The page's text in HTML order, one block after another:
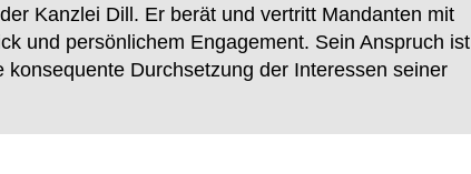
Kanzlei Dill. Er berät und vertritt Mandanten mit
und persönlichem Engagement. Sein Anspruch ist
Durchsetzung der Interessen seiner